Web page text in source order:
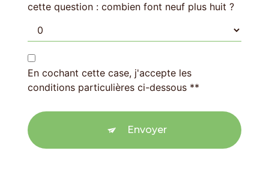
cette question : combien font neuf plus huit ?
En cochant cette case, j'accepte les
conditions particulières ci-dessous **
Envoyer